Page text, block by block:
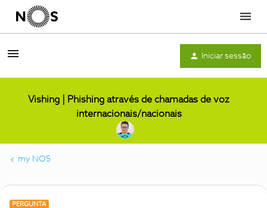
Menu
Iniciar sessão
Vishing | Phishing através de chamadas de voz
internacionais/nacionais
my NOS
PERGUNTA